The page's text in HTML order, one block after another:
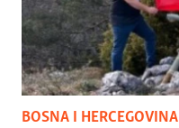
BOSNA I HERCEGOVINA